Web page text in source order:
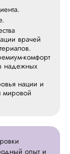
врачей
комфорт
надежных
нации и
мировой
опыт и